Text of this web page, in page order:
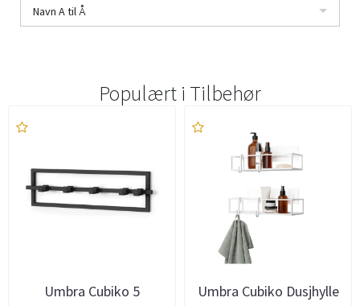
Navn A til Å
Populært i Tilbehør
Umbra Cubiko 5
Umbra Cubiko Dusjhylle